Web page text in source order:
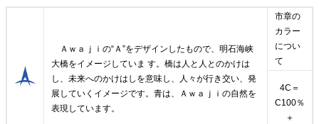
Ａｗａｊｉの“Ａ”をデザインしたもので、明石海峡
大橋をイメージしていま す。橋は人と人とのかけは
し、未来へのかけはしを意味し、人々が行き交い、発
展していくイメージです。青は、Ａｗａｊｉの自然を
表現しています。
市章の
カラー
につい
て
4C＝
C100％
＋